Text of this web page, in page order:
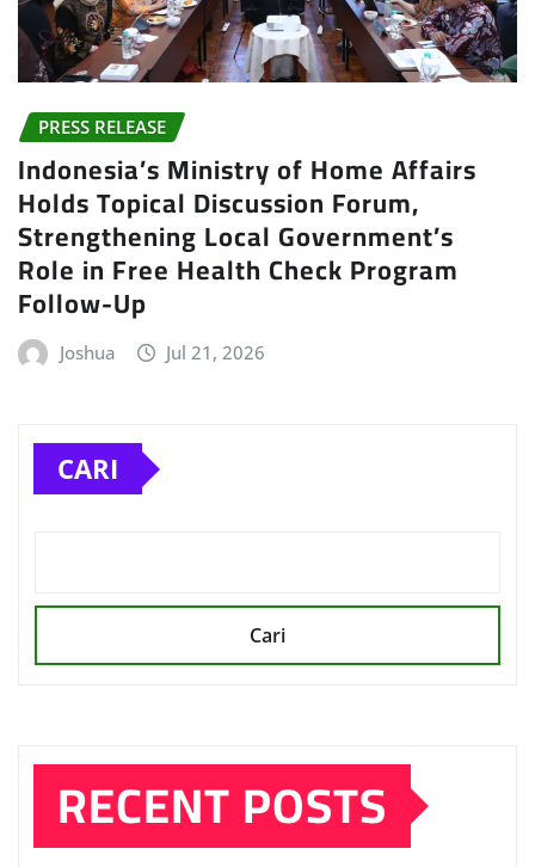
PRESS RELEASE
Indonesia’s Ministry of Home Affairs
Holds Topical Discussion Forum,
Strengthening Local Government’s
Role in Free Health Check Program
Follow-Up
Joshua Jul 21, 2026
CARI
Cari
RECENT POSTS